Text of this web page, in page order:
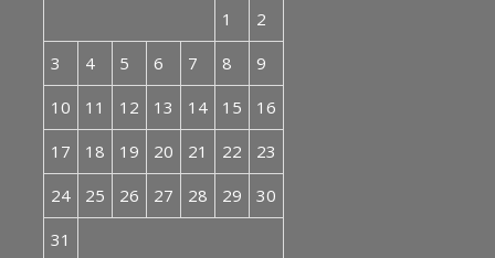
1
2
3
4 5 6 7 8
9
10
11 12 13 14 15
16
17
18 19 20 21 22
23
24
25 26 27 28 29
30
31